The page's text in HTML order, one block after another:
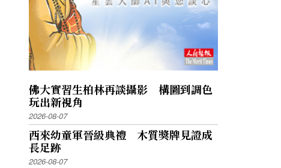
佛大實習生柏林再談攝影 構圖到調色
玩出新視角
2026-08-07
西來幼童軍晉級典禮 木質獎牌見證成
長足跡
2026-08-07